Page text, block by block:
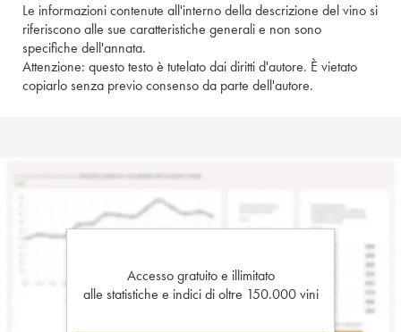
Le informazioni contenute all'interno della descrizione del vino si
riferiscono alle sue caratteristiche generali e non sono
specifiche dell'annata.
Attenzione: questo testo è tutelato dai diritti d'autore. È vietato
copiarlo senza previo consenso da parte dell'autore.
Accesso gratuito e illimitato
alle statistiche e indici di oltre 150.000 vini